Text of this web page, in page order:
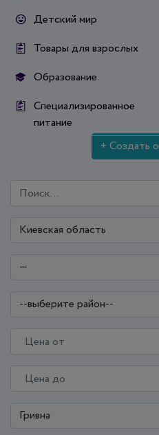
Детский мир
Товары для взрослых
Образование
Специализированное
питание
+ Создать
Киевская область
—
--выберите район--
Гривна